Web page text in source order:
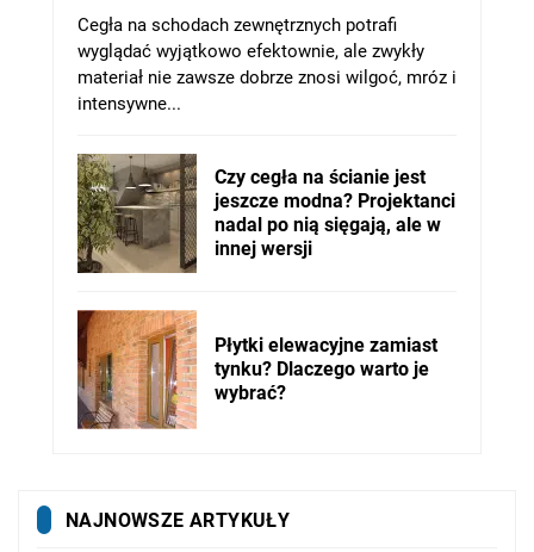
Cegła na schodach zewnętrznych potrafi
wyglądać wyjątkowo efektownie, ale zwykły
materiał nie zawsze dobrze znosi wilgoć, mróz i
intensywne...
Czy cegła na ścianie jest
jeszcze modna? Projektanci
nadal po nią sięgają, ale w
innej wersji
Płytki elewacyjne zamiast
tynku? Dlaczego warto je
wybrać?
NAJNOWSZE ARTYKUŁY